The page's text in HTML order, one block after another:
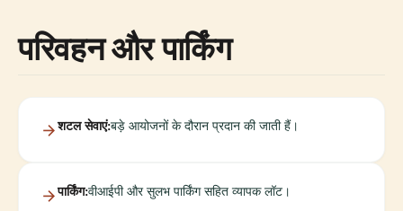
परिवहन और पार्किंग
शटल सेवाएं:बड़े आयोजनों के दौरान प्रदान की जाती हैं।
पार्किंग:वीआईपी और सुलभ पार्किंग सहित व्यापक लॉट।